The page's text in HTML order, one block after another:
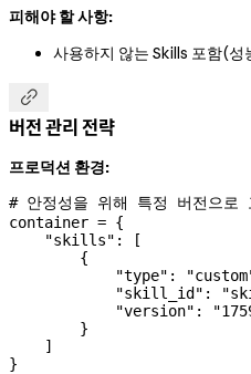
피해야 할 사항:
사용하지 않는 Skills 포함(성

버전 관리 전략
프로덕션 환경:
# 안정성을 위해 특정 버전으로
container = {
    "skills"
: [
        {
            "type"
:
            "skill_id"
:
            "version"
:
        }
    ]
}